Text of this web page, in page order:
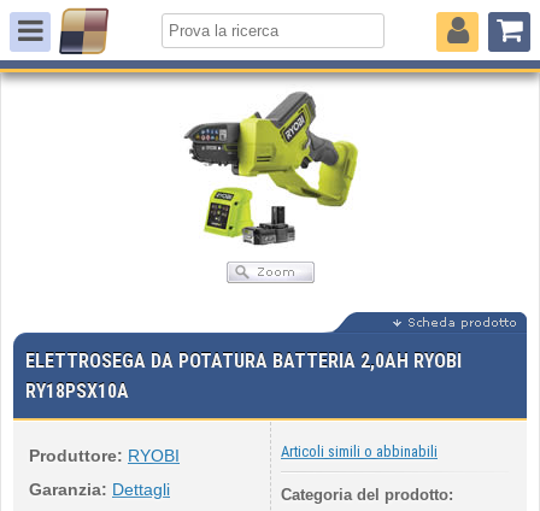
ELETTROSEGA DA POTATURA BATTERIA 2,0AH RYOBI
RY18PSX10A
Produttore: RYOBI
Garanzia: Dettagli
Articoli simili o abbinabili
Categoria del prodotto: